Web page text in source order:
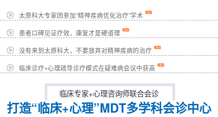
太原科大专家团参加“精神疾病优化治疗”学术
患者口碑见证疗效，康复才是硬道理
没有来到太原科大，不要放弃对精神疾病的治疗
临床诊疗+心理疏导诊疗模式在疑难病会议中获高
临床专家+心理咨询师联合会诊
打造“临床+心理”MDT多学科会诊中心